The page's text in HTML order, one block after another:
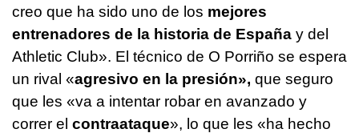
creo que ha sido uno de los mejores
entrenadores de la historia de España y del
Athletic Club». El técnico de O Porriño se espera
un rival «agresivo en la presión», que seguro
que les «va a intentar robar en avanzado y
correr el contraataque», lo que les «ha hecho